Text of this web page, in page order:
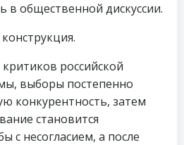
в общественной дискуссии.
российской
выборы постепенно
конкурентность, затем
становится
с несогласием, а после